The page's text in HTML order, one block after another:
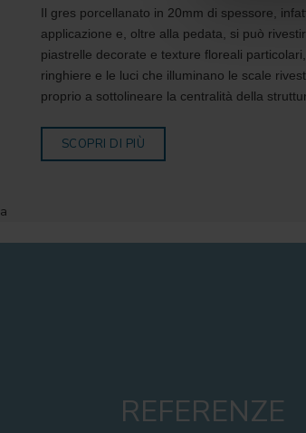
Il gres porcellanato in 20mm di spessore,
applicazione e, oltre alla pedata, si può
piastrelle decorate e texture floreali
ringhiere e le luci che illuminano le scale
proprio a sottolineare la centralità della
SCOPRI DI PIÙ
a
REFERENZE